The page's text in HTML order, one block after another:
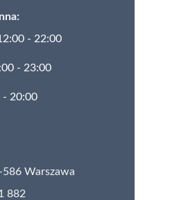
- 22:00
- 23:00
- 20:00
586 Warszawa
882